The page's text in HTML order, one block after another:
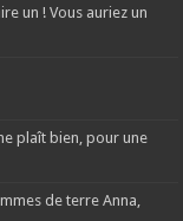
un ! Vous auriez un
plaît bien, pour une
de terre Anna,